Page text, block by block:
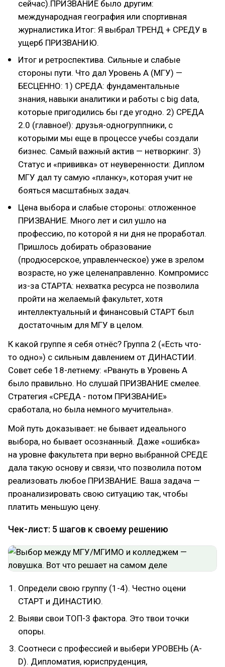
сейчас).ПРИЗВАНИЕ было другим:
международная география или спортивная
журналистика.Итог: Я выбрал ТРЕНД + СРЕДУ в
ущерб ПРИЗВАНИЮ.
Итог и ретроспектива. Сильные и слабые
стороны пути. Что дал Уровень А (МГУ) —
БЕСЦЕННО: 1) СРЕДА: фундаментальные
знания, навыки аналитики и работы с big data,
которые пригодились бы где угодно. 2) СРЕДА
2.0 (главное!): друзья-одногруппники, с
которыми мы еще в процессе учебы создали
бизнес. Самый важный актив — нетворкинг. 3)
Статус и «прививка» от неуверенности: Диплом
МГУ дал ту самую «планку», которая учит не
бояться масштабных задач.
Цена выбора и слабые стороны: отложенное
ПРИЗВАНИЕ. Много лет и сил ушло на
профессию, по которой я ни дня не проработал.
Пришлось добирать образование
(продюсерское, управленческое) уже в зрелом
возрасте, но уже целенаправленно. Компромисс
из-за СТАРТА: нехватка ресурса не позволила
пройти на желаемый факультет, хотя
интеллектуальный и финансовый СТАРТ был
достаточным для МГУ в целом.
К какой группе я себя отнёс? Группа 2 («Есть что-
то одно») с сильным давлением от ДИНАСТИИ.
Совет себе 18-летнему: «Рвануть в Уровень А
было правильно. Но слушай ПРИЗВАНИЕ смелее.
Стратегия «СРЕДА - потом ПРИЗВАНИЕ»
сработала, но была немного мучительна».
Мой путь доказывает: не бывает идеального
выбора, но бывает осознанный. Даже «ошибка»
на уровне факультета при верно выбранной СРЕДЕ
дала такую основу и связи, что позволила потом
реализовать любое ПРИЗВАНИЕ. Ваша задача —
проанализировать свою ситуацию так, чтобы
платить меньшую цену.
Чек-лист: 5 шагов к своему решению
Определи свою группу (1-4). Честно оцени
СТАРТ и ДИНАСТИЮ.
Выяви свои ТОП-3 фактора. Это твои точки
опоры.
Соотнеси с профессией и выбери УРОВЕНЬ (A-
D). Дипломатия, юриспруденция,